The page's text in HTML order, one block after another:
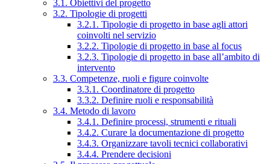
3.1. Obiettivi del progetto
3.2. Tipologie di progetti
3.2.1. Tipologie di progetto in base agli attori
coinvolti nel servizio
3.2.2. Tipologie di progetto in base al focus
3.2.3. Tipologie di progetto in base all’ambito di
intervento
3.3. Competenze, ruoli e figure coinvolte
3.3.1. Coordinatore di progetto
3.3.2. Definire ruoli e responsabilità
3.4. Metodo di lavoro
3.4.1. Definire processi, strumenti e rituali
3.4.2. Curare la documentazione di progetto
3.4.3. Organizzare tavoli tecnici collaborativi
3.4.4. Prendere decisioni